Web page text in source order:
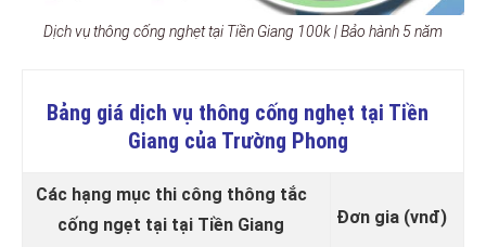
Dịch vụ thông cống nghẹt tại Tiền Giang 100k | Bảo hành 5 năm
Bảng giá dịch vụ thông cống nghẹt tại Tiền
Giang của Trường Phong
Các hạng mục thi công thông tắc
cống ngẹt tại tại Tiền Giang
Đơn gia (vnđ)